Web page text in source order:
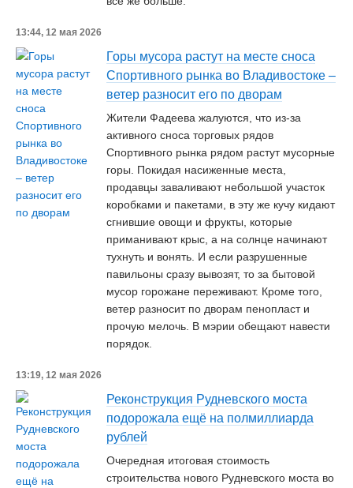
13:44, 12 мая 2026
Горы мусора растут на месте сноса
Спортивного рынка во Владивостоке –
ветер разносит его по дворам
Жители Фадеева жалуются, что из-за
активного сноса торговых рядов
Спортивного рынка рядом растут мусорные
горы. Покидая насиженные места,
продавцы заваливают небольшой участок
коробками и пакетами, в эту же кучу кидают
сгнившие овощи и фрукты, которые
приманивают крыс, а на солнце начинают
тухнуть и вонять. И если разрушенные
павильоны сразу вывозят, то за бытовой
мусор горожане переживают. Кроме того,
ветер разносит по дворам пенопласт и
прочую мелочь. В мэрии обещают навести
порядок.
13:19, 12 мая 2026
Реконструкция Рудневского моста
подорожала ещё на полмиллиарда
рублей
Очередная итоговая стоимость
строительства нового Рудневского моста во